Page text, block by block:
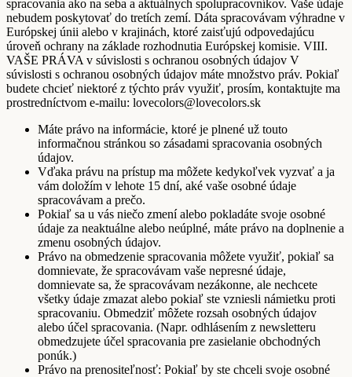
spracovania ako na seba a aktuálnych spolupracovníkov. Vaše údaje
nebudem poskytovať do tretích zemí. Dáta spracovávam výhradne v
Európskej únii alebo v krajinách, ktoré zaisťujú odpovedajúcu
úroveň ochrany na základe rozhodnutia Európskej komisie. VIII.
VAŠE PRÁVA v súvislosti s ochranou osobných údajov V
súvislosti s ochranou osobných údajov máte množstvo práv. Pokiaľ
budete chcieť niektoré z týchto práv využiť, prosím, kontaktujte ma
prostredníctvom e-mailu: lovecolors@lovecolors.sk
Máte právo na informácie, ktoré je plnené už touto
informačnou stránkou so zásadami spracovania osobných
údajov.
Vďaka právu na prístup ma môžete kedykoľvek vyzvať a ja
vám doložím v lehote 15 dní, aké vaše osobné údaje
spracovávam a prečo.
Pokiaľ sa u vás niečo zmení alebo pokladáte svoje osobné
údaje za neaktuálne alebo neúplné, máte právo na doplnenie a
zmenu osobných údajov.
Právo na obmedzenie spracovania môžete využiť, pokiaľ sa
domnievate, že spracovávam vaše nepresné údaje,
domnievate sa, že spracovávam nezákonne, ale nechcete
všetky údaje zmazat alebo pokiaľ ste vzniesli námietku proti
spracovaniu. Obmedziť môžete rozsah osobných údajov
alebo účel spracovania. (Napr. odhlásením z newsletteru
obmedzujete účel spracovania pre zasielanie obchodných
ponúk.)
Právo na prenositeľnosť: Pokiaľ by ste chceli svoje osobné